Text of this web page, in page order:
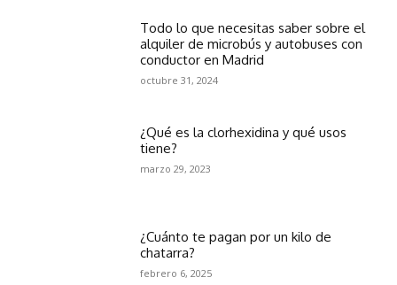
Todo lo que necesitas saber sobre el
alquiler de microbús y autobuses con
conductor en Madrid
octubre 31, 2024
¿Qué es la clorhexidina y qué usos
tiene?
marzo 29, 2023
¿Cuánto te pagan por un kilo de
chatarra?
febrero 6, 2025